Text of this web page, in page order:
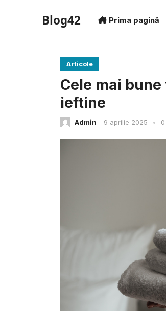
Blog42 Prima pagină
Articole
Cele mai
ieftine
Admin 9 aprilie 2025 •